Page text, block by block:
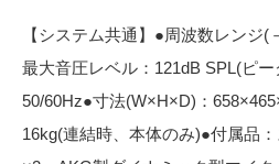
【システム共通】●周波数レンジ
最大音圧レベル：121dB SPL(ピー
50/60Hz●寸法(W×H×D)：
16kg(連結時、本体のみ)●付属品